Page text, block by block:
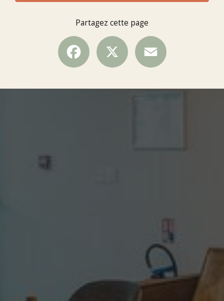
Partagez cette page
Facebook